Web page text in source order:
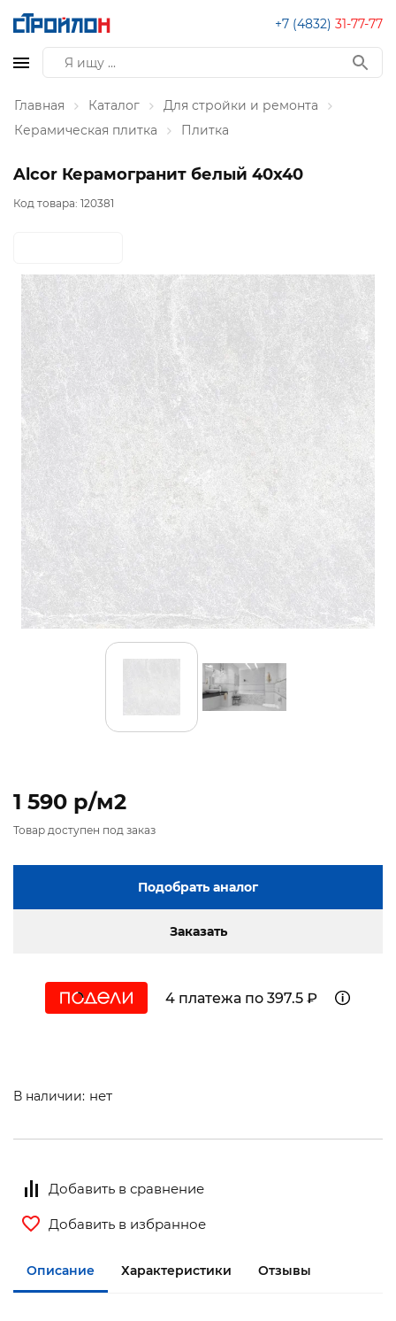
+7 (4832) 31-77-77
Главная Каталог
Для стройки и ремонта
Керамическая плитка
Плитка
Alcor Керамогранит белый 40х40
Код товара: 120381
1 590 p/м2
Товар доступен под заказ
Подобрать аналог
Заказать
4 платежа по 397.5 ₽
В наличии: нет
Добавить в сравнение
Добавить в избранное
Описание Характеристики Отзывы